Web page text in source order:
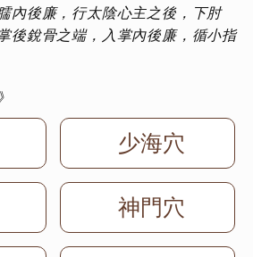
內後廉，行太陰心主之後，下肘
後銳骨之端，入掌內後廉，循小指
少海穴
神門穴